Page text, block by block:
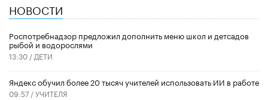
НОВОСТИ
Роспотребнадзор предложил дополнить меню школ и детсадов
рыбой и водорослями
13:30 / ДЕТИ
​Яндекс обучил более 20 тысяч учителей использовать ИИ в работе
09:57 /УЧИТЕЛЯ